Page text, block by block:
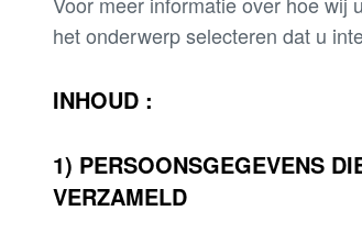
het onderwerp selecteren dat u
INHOUD :
1) PERSOONSGEGEVENS
VERZAMELD